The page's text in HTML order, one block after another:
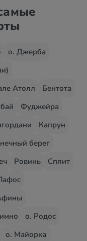
о. Джерба
Атолл
Бентота
Фуджейра
Капрун
берег
Ровинь
Сплит
о. Родос
о. Майорка